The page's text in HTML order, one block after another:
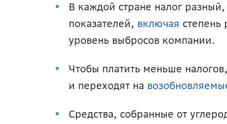
В каждой стране налог
показателей, включая степень
уровень выбросов компании.
Чтобы платить меньше
и переходят на
Средства, собранные от